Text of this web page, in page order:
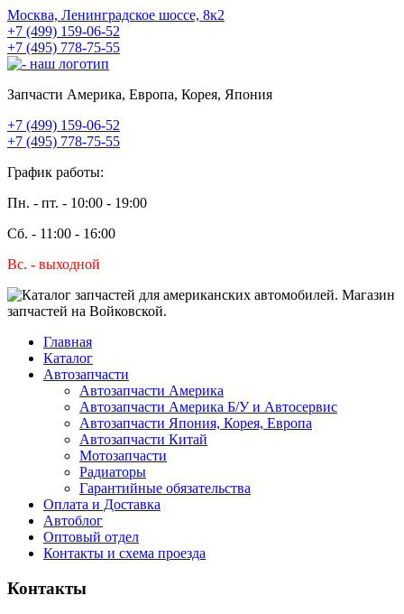
Москва, Ленинградское шоссе, 8к2
+7 (499) 159-06-52
+7 (495) 778-75-55
Запчасти Америка, Европа, Корея, Япония
+7 (499) 159-06-52
+7 (495) 778-75-55
График работы:
Пн. - пт. - 10:00 - 19:00
Сб. - 11:00 - 16:00
Вс. - выходной
Главная
Каталог
Автозапчасти
Автозапчасти Америка
Автозапчасти Америка Б/У и Автосервис
Автозапчасти Япония, Корея, Европа
Автозапчасти Китай
Мотозапчасти
Радиаторы
Гарантийные обязательства
Оплата и Доставка
Автоблог
Оптовый отдел
Контакты и схема проезда
Контакты